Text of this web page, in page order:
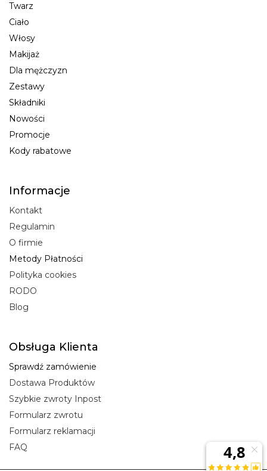
Twarz
Ciało
Włosy
Makijaż
Dla mężczyzn
Zestawy
Składniki
Nowości
Promocje
Kody rabatowe
Informacje
Kontakt
Regulamin
O firmie
Metody Płatności
Polityka cookies
RODO
Blog
Obsługa Klienta
Sprawdź zamówienie
Dostawa Produktów
Szybkie zwroty Inpost
Formularz zwrotu
Formularz reklamacji
FAQ